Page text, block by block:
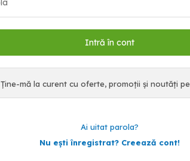
Ține-mă la curent cu oferte, promoții și noutăți
Ai uitat parola?
Nu ești înregistrat? Creează cont!